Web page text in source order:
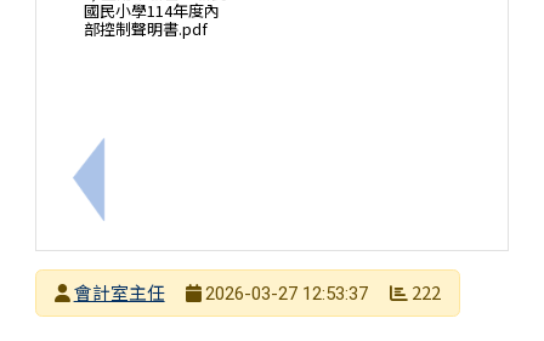
上一筆：114年度新民國小決算書
國民小學114年度內
部控制聲明書.pdf
發布者
會計室主任
2026-03-27 12:53:37 222